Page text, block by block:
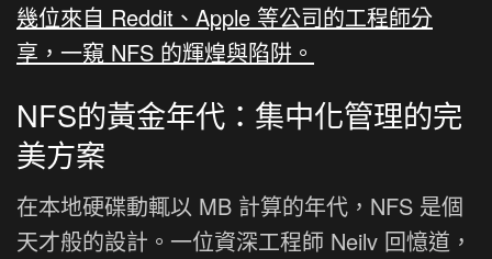
幾位來自 Reddit、Apple 等公司的工程師分
享，一窺 NFS 的輝煌與陷阱。
NFS的黃金年代：集中化管理的完
美方案
在本地硬碟動輒以 MB 計算的年代，NFS 是個
天才般的設計。一位資深工程師 Neilv 回憶道，